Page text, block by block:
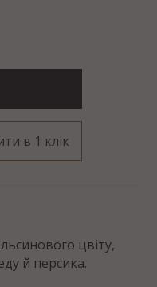
в 1 клік
цвіту,
й персика.